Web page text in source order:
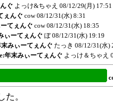
ぐ よっけ&ちゃえ 08/12/29(月) 17:51
ぇんぐ cow08/12/31(水) 8:31
てぇんぐ cow08/12/31(水) 18:35
ぃーてぇんぐ ぼ08/12/31(水) 19:19
みぃーてぇんぐ たっき 08/12/31(水)
年末みぃーてぇんぐ よっけ＆ちゃえ
。